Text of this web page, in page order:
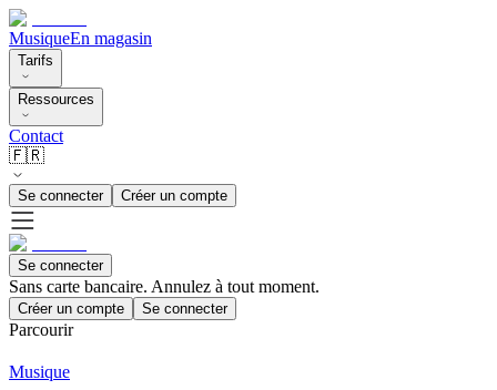
MusiqueEn magasin
Tarifs
Ressources
Contact
🇫🇷
Se connecter Créer un compte
Se connecter
Sans carte bancaire. Annulez à tout moment.
Créer un compte Se connecter
Parcourir
Musique